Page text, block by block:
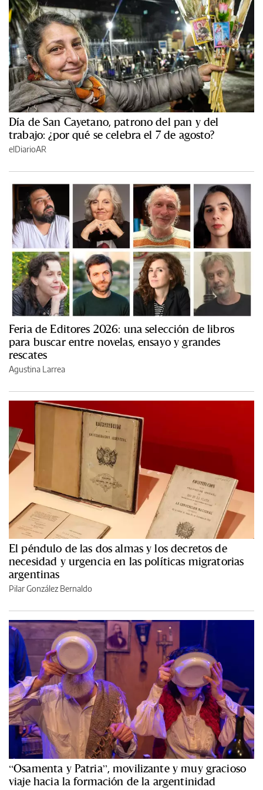
Día de San Cayetano, patrono del pan y del
trabajo: ¿por qué se celebra el 7 de agosto?
elDiarioAR
Feria de Editores 2026: una selección de libros
para buscar entre novelas, ensayo y grandes
rescates
Agustina Larrea
El péndulo de las dos almas y los decretos de
necesidad y urgencia en las políticas migratorias
argentinas
Pilar González Bernaldo
“Osamenta y Patria”, movilizante y muy gracioso
viaje hacia la formación de la argentinidad